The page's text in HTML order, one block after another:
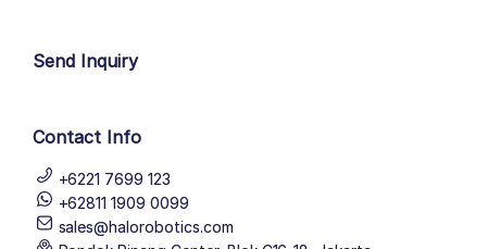
Send Inquiry
Contact Info
+6221 7699 123
+62811 1909 0099
sales@halorobotics.com